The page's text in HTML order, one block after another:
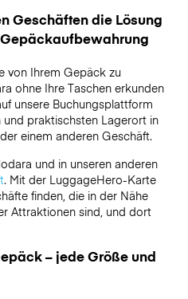
Geschäften die Lösung
von Ihrem Gepäck zu
ohne Ihre Taschen erkunden
unsere Buchungsplattform
und praktischsten Lagerort in
einem anderen Geschäft.
und in unseren anderen
. Mit der LuggageHero-Karte
finden, die in der Nähe
Attraktionen sind, und dort
– jede Größe und